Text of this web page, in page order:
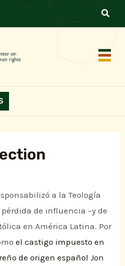
a la Teología
de influencia –y de
en América Latina. Por
el castigo impuesto en
de origen español Jon